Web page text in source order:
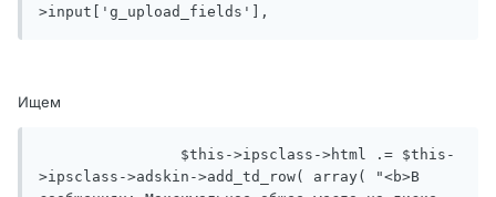
>input['g_upload_fields'],
Ищем
>ipsclass->adskin->add_td_row( array( "<b>В